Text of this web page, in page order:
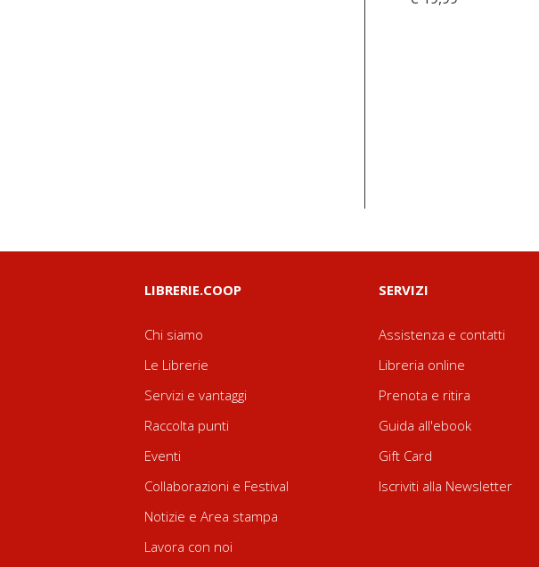
LIBRERIE.COOP
Chi siamo
Le Librerie
Servizi e vantaggi
Raccolta punti
Eventi
Collaborazioni e Festival
Notizie e Area stampa
Lavora con noi
SERVIZI
Assistenza e contatti
Libreria online
Prenota e ritira
Guida all'ebook
Gift Card
Iscriviti alla Newsletter